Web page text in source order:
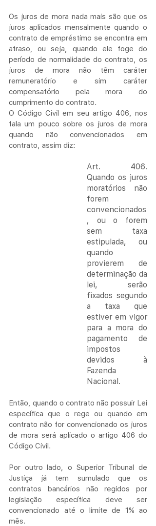
Os juros de mora nada mais são que os
juros aplicados mensalmente quando o
contrato de empréstimo se encontra em
atraso, ou seja, quando ele foge do
período de normalidade do contrato, os
juros de mora não têm caráter
remuneratório e sim caráter
compensatório pela mora do
cumprimento do contrato.
O Código Civil em seu artigo 406, nos
fala um pouco sobre os juros de mora
quando não convencionados em
contrato, assim diz:
Art. 406.
Quando os juros
moratórios não
forem
convencionados
, ou o forem
sem taxa
estipulada, ou
quando
provierem de
determinação da
lei, serão
fixados segundo
a taxa que
estiver em vigor
para a mora do
pagamento de
impostos
devidos à
Fazenda
Nacional.
Então, quando o contrato não possuir Lei
específica que o rege ou quando em
contrato não for convencionado os juros
de mora será aplicado o artigo 406 do
Código Civil.
Por outro lado, o Superior Tribunal de
Justiça já tem sumulado que os
contratos bancários não regidos por
legislação específica deve ser
convencionado até o limite de 1% ao
mês.